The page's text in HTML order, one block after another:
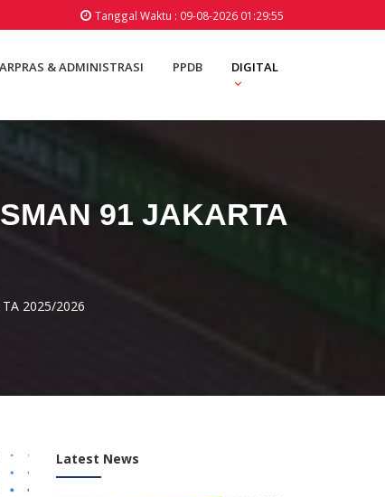
Tanggal Waktu : 09-08-2026 01:29:55
& ADMINISTRASI PPDB DIGITAL
91 JAKARTA
TA 2025/2026
Latest News